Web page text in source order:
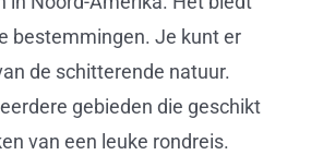
bestemmingen. Je kunt er
de schitterende natuur.
gebieden die geschikt
van een leuke rondreis.